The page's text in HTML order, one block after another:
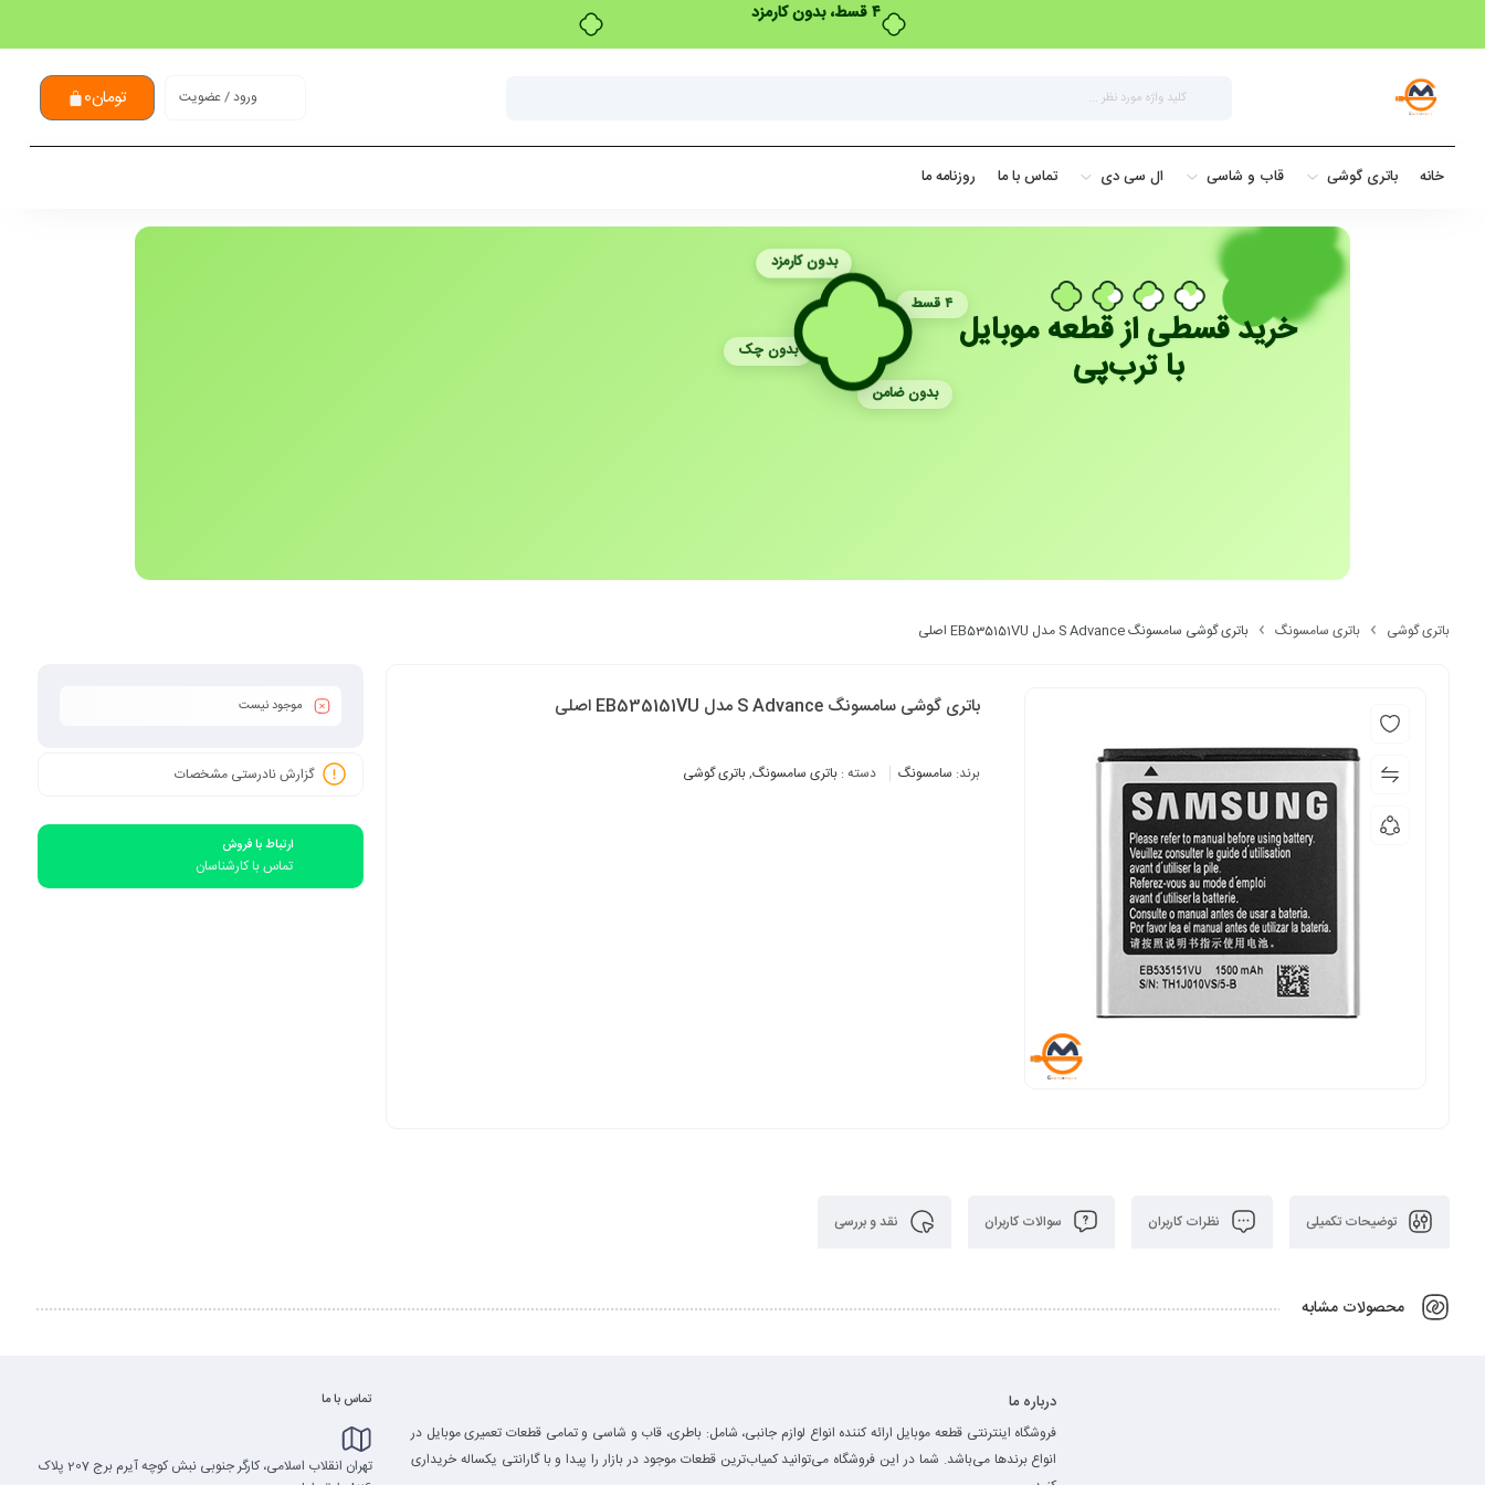
ورود / عضویت تومان0
خانه باتری گوشی قاب و شاسی ال سی دی تماس با ما روزنامه ما
خرید قسطی از قطعه موبایل
با ترب‌پی
بدون کارمزد
۴ قسط
بدون چک
بدون ضامن
باتری گوشی باتری سامسونگ باتری گوشی سامسونگ S Advance مدل EB535151VU اصلی
باتری گوشی سامسونگ S Advance مدل EB535151VU اصلی
برند: سامسونگ دسته : باتری سامسونگ,باتری گوشی
موجود نیست
گزارش نادرستی مشخصات
ارتباط با فروش
تماس با کارشناسان
توضیحات تکمیلی نظرات کاربران سوالات کاربران نقد و بررسی
محصولات مشابه
درباره ما
فروشگاه اینترنتی قطعه موبایل ارائه کننده انواع لوازم جانبی، شامل: باطری، قاب و شاسی و تمامی قطعات تعمیری موبایل در
انواع برند‌ها می‌باشد. شما در این فروشگاه می‌توانید کمیاب‌ترین قطعات موجود در بازار را پیدا و با گارانتی یکساله خریداری
تماس با ما
تهران انقلاب اسلامی، کارگر جنوبی نبش کوچه آیرم برج 207 پلاک